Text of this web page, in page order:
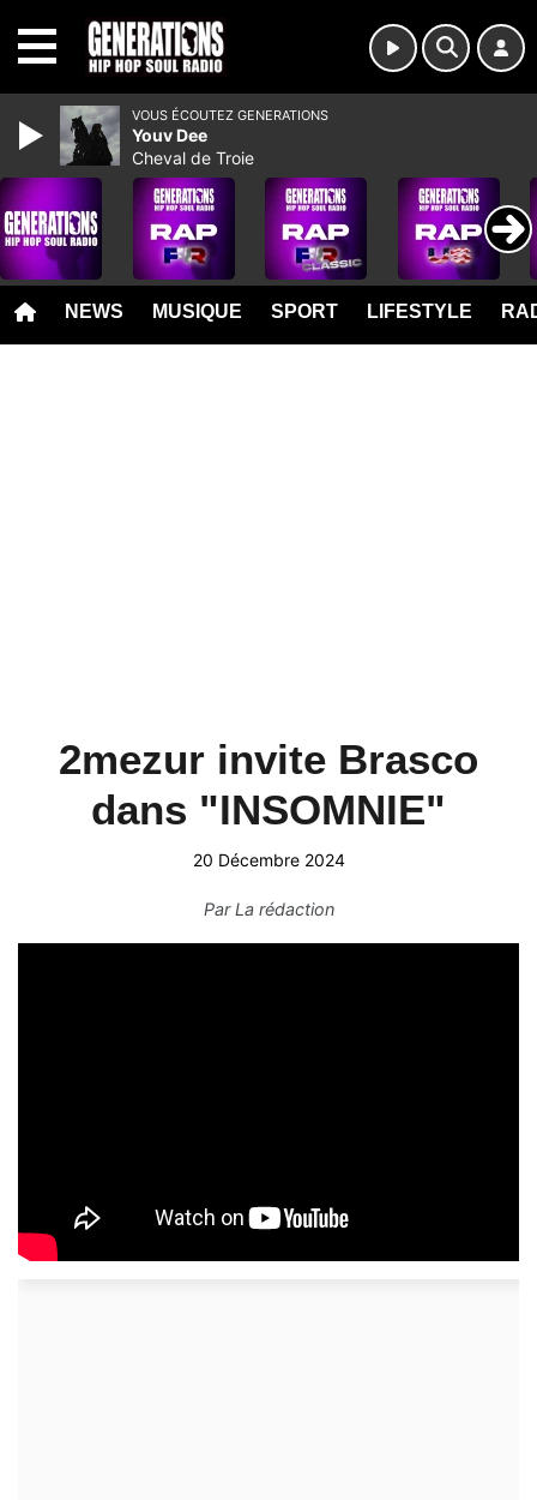
NEWS MUSIQUE SPORT LIFESTYLE
2mezur invite Brasco
dans "INSOMNIE"
20 Décembre 2024
ParLa rédaction
VOUS ÉCOUTEZ GENERATIONS
Youv Dee
Cheval de Troie